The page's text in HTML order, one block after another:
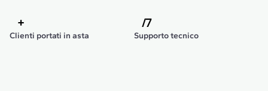
+
Clienti portati in asta
/7
Supporto tecnico